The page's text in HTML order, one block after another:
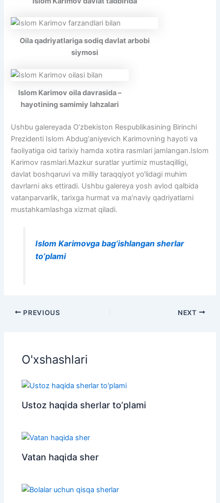
Oila qadriyatlariga sodiq davlat arbobi
siymosi
Islom Karimov oila davrasida –
hayotining samimiy lahzalari
Ushbu galereyada O‘zbekiston Respublikasining Birinchi
Prezidenti Islom Abdug‘aniyevich Karimovning hayoti va
faoliyatiga oid tarixiy hamda xotira rasmlari jamlangan.Islom
Karimov rasmlari.Mazkur suratlar yurtimiz mustaqilligi,
davlat boshqaruvi va milliy taraqqiyot yo‘lidagi muhim
davrlarni aks ettiradi. Ushbu galereya yosh avlod qalbida
vatanparvarlik, tarixga hurmat va ma’naviy qadriyatlarni
mustahkamlashga xizmat qiladi.
Islom Karimovga bag’ishlangan sherlar
to’plami
PREVIOUS NEXT
O'xshashlari
Ustoz haqida sherlar to’plami
Vatan haqida sher